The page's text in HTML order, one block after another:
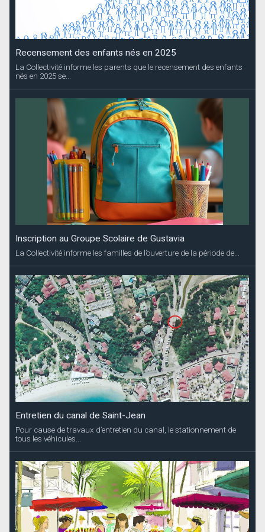
Recensement des enfants nés en 2025
La Collectivité informe les parents que le recensement des enfants
nés en 2025 se...
Inscription au Groupe Scolaire de Gustavia
La Collectivité informe les familles de l’ouverture de la période de...
Entretien du canal de Saint-Jean
Pour cause de travaux d’entretien du canal, le stationnement de
tous les véhicules...